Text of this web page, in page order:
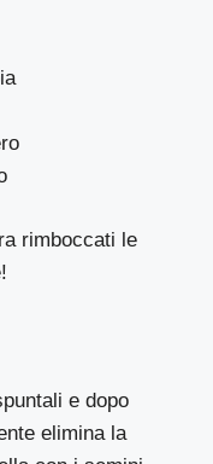
rimboccati le
e dopo
elimina la